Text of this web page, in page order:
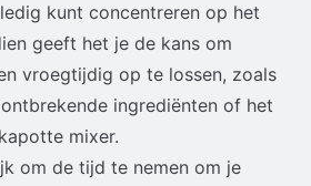
kunt concentreren op het
geeft het je de kans om
vroegtijdig op te lossen, zoals
ingrediënten of het
mixer.
om de tijd te nemen om je